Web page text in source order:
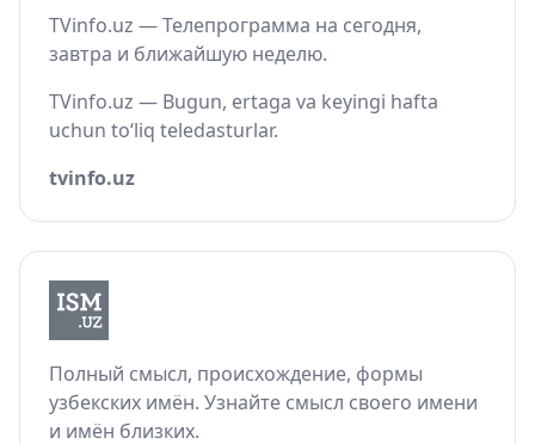
TVinfo.uz — Телепрограмма на сегодня,
завтра и ближайшую неделю.
TVinfo.uz — Bugun, ertaga va keyingi hafta
uchun to‘liq teledasturlar.
tvinfo.uz
Полный смысл, происхождение, формы
узбекских имён. Узнайте смысл своего имени
и имён близких.